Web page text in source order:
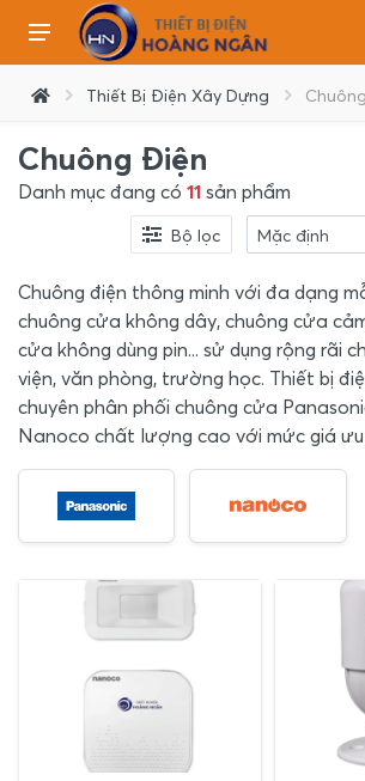
Thiết Bị Điện Xây Dựng
Chuông Điện
Danh mục đang có 11 sản phẩm
Bộ lọc
Chuông điện thông minh với đa dạng
chuông cửa không dây, chuông cửa
cửa không dùng pin... sử dụng rộng rãi
viện, văn phòng, trường học. Thiết bị
chuyên phân phối chuông cửa
Nanoco chất lượng cao với mức giá